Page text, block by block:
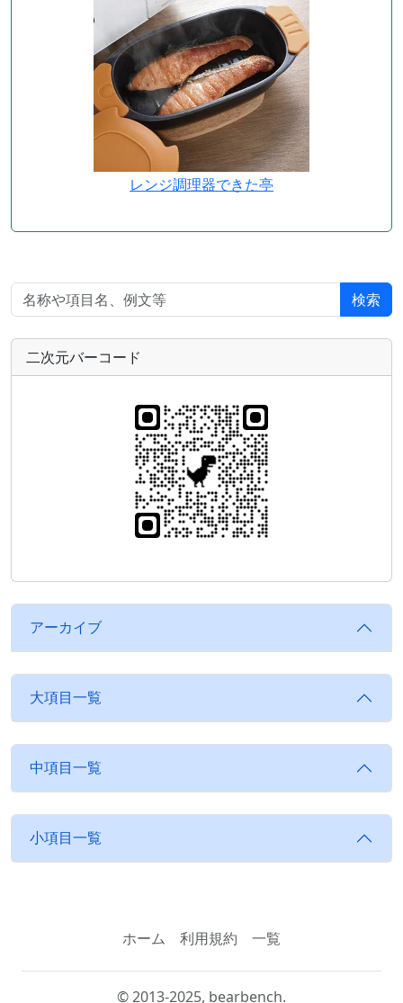
レンジ調理器できた亭
検索
二次元バーコード
アーカイブ
大項目一覧
中項目一覧
小項目一覧
ホーム 利用規約 一覧
© 2013-2025, bearbench.